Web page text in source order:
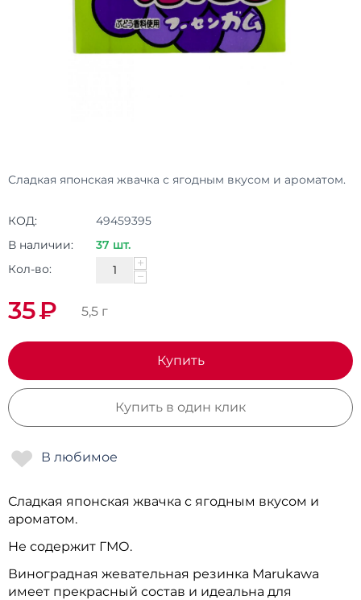
Сладкая японская жвачка с ягодным вкусом и ароматом.
КОД:
49459395
В наличии:
37 шт.
Кол-во:
+
−
35₽ 5,5 г
Купить
Купить в один клик
Сладкая японская жвачка с ягодным вкусом и
ароматом.
Не содержит ГМО.
Виноградная жевательная резинка Marukawa
имеет прекрасный состав и идеальна для